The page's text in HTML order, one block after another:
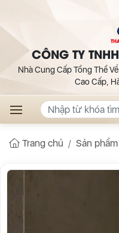
CÔNG TY
Nhà Cung Cấp Tổng Thể
Cao Cấp,
Trang chủ Sản phẩm